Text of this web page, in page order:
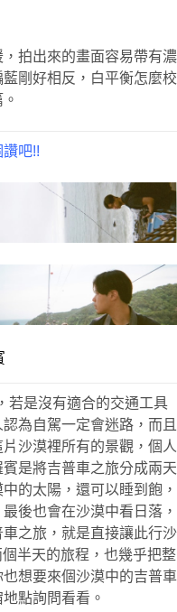
拍出來的畫面容易帶有濃
剛好相反，白平衡怎麼校
吧!!
若是沒有適合的交通工具
為自駕一定會迷路，而且
沙漠裡所有的景觀，個人
是將吉普車之旅分成兩天
的太陽，還可以睡到飽，
後也會在沙漠中看日落，
之旅，就是直接讓此行沙
半天的旅程，也幾乎把整
想要來個沙漠中的吉普車
點詢問看看。